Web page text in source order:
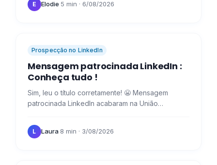
E Elodie·5 min · 6/08/2026
Prospecção no LinkedIn
Mensagem patrocinada LinkedIn :
Conheça tudo !
Sim, leu o título corretamente! 😬 Mensagem
patrocinada LinkedIn acabaram na União
contactar os seus potenciais…
L Laura·8 min · 3/08/2026